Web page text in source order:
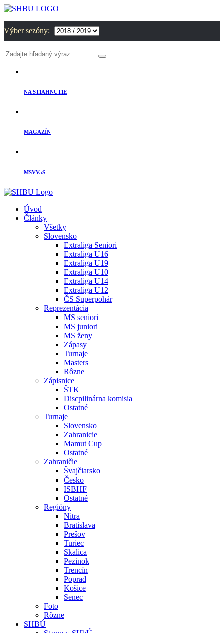
Výber sezóny:
NA STIAHNUTIE
MAGAZÍN
MSVVaS
Úvod
Články
Všetky
Slovensko
Extraliga Seniori
Extraliga U16
Extraliga U19
Extraliga U10
Extraliga U14
Extraliga U12
ČS Superpohár
Reprezentácia
MS seniori
MS juniori
MS ženy
Zápasy
Turnaje
Masters
Rôzne
Zápisnice
ŠTK
Discpilinárna komisia
Ostatné
Turnaje
Slovensko
Zahranicie
Mamut Cup
Ostatné
Zahraničie
Švajčiarsko
Česko
ISBHF
Ostatné
Regióny
Nitra
Bratislava
Prešov
Turiec
Skalica
Pezinok
Trencín
Poprad
Košice
Senec
Foto
Rôzne
SHBÚ